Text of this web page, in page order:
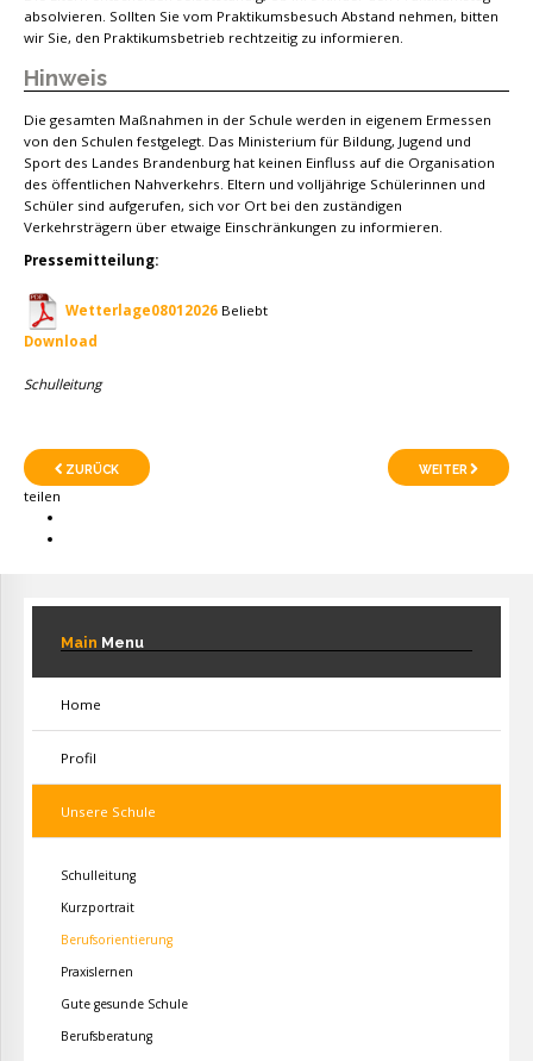
absolvieren. Sollten Sie vom Praktikumsbesuch Abstand nehmen, bitten
wir Sie, den Praktikumsbetrieb rechtzeitig zu informieren.
Hinweis
Die gesamten Maßnahmen in der Schule werden in eigenem Ermessen
von den Schulen festgelegt. Das Ministerium für Bildung, Jugend und
Sport des Landes Brandenburg hat keinen Einfluss auf die Organisation
des öffentlichen Nahverkehrs. Eltern und volljährige Schülerinnen und
Schüler sind aufgerufen, sich vor Ort bei den zuständigen
Verkehrsträgern über etwaige Einschränkungen zu informieren.
Pressemitteilung:
Wetterlage08012026 Beliebt
Download
Schulleitung
ZURÜCK WEITER
teilen
Main Menu
Home
Profil
Unsere Schule
Schulleitung
Kurzportrait
Berufsorientierung
Praxislernen
Gute gesunde Schule
Berufsberatung